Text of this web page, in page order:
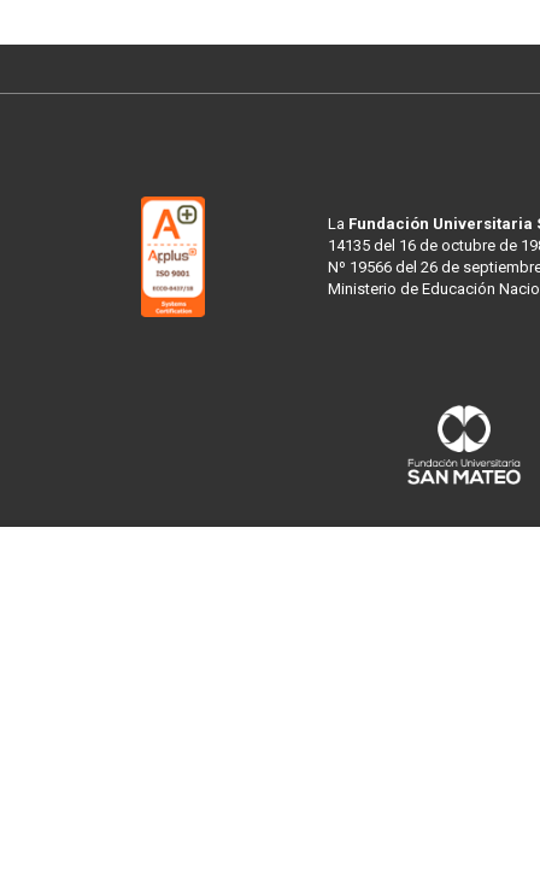
La Fundación Universitaria
14135 del 16 de octubre de
Nº 19566 del 26 de
Ministerio de Educación